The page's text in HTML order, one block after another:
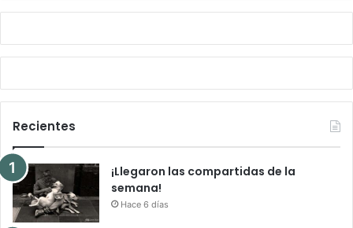
Recientes
¡Llegaron las compartidas de la
semana!
Hace 6 días